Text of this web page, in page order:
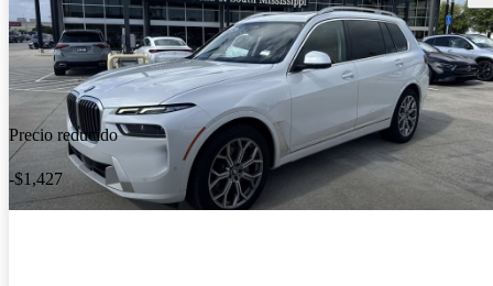
Precio reducido
-$1,427